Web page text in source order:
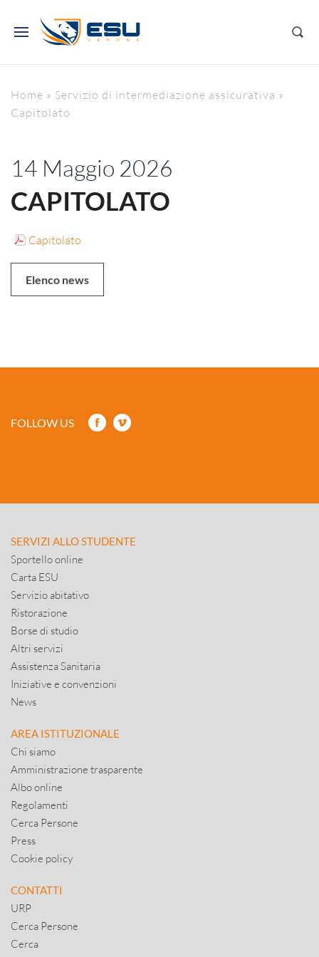
Home » Servizio di intermediazione assicurativa »
Capitolato
14 Maggio 2026
CAPITOLATO
Capitolato
Elenco news
FOLLOW US
SERVIZI ALLO STUDENTE
Sportello online
Carta ESU
Servizio abitativo
Ristorazione
Borse di studio
Altri servizi
Assistenza Sanitaria
Iniziative e convenzioni
News
AREA ISTITUZIONALE
Chi siamo
Amministrazione trasparente
Albo online
Regolamenti
Cerca Persone
Press
Cookie policy
CONTATTI
URP
Cerca Persone
Cerca